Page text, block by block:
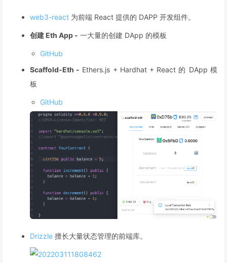
web3-react 为前端 React 提供的 DAPP 开发组件。
创建 Eth App - 一大量的创建 DApp 的模板
GitHub
Scaffold-Eth - Ethers.js + Hardhat + React 的 DApp 模
板
GitHub
Drizzle 擅长大量状态管理的前端库。